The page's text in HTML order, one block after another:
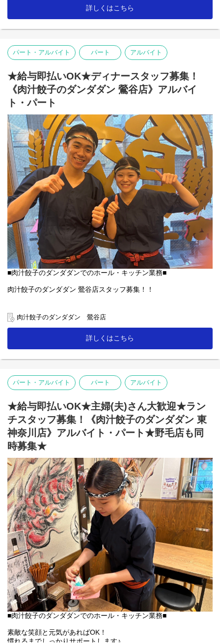
「肉汁焼餃子」を提供する時は、こんな説明を！
お客様との距離、めっちゃ近いので接客を楽しんで下さいね♪
【キッチン】
未経験者の方にも無理なくスタートできる簡単な調理がメイン！
人気の「肉汁焼餃子」も上手に焼ける様に！
「肉汁餃子のダンダダン」では、
バイトも社員も全員が下の名前で呼び合います!
フランクで楽しい環境が1番の魅力です♪
詳しくはこちら
パート・アルバイト パート アルバイト
★給与即払いOK★ディナースタッフ募集！
《肉汁餃子のダンダダン 鶯谷店》アルバイ
ト・パート
■肉汁餃子のダンダダンでのホール・キッチン業務■
肉汁餃子のダンダダン 鶯谷店スタッフ募集！！
慣れるまでしっかりサポートします♪
【ホール】
「何もつけないで食べられるようになっていますので、
まずはそのままお召し上がり下さい」
「肉汁焼餃子」を提供する時は、こんな説明を！
お客様との距離、めっちゃ近いので接客を楽しんで下さいね♪
【キッチン】
未経験者の方にも無理なくスタートできる簡単な調理がメイン！
人気の「肉汁焼餃子」も上手に焼ける様に！
【ランチ】
開店準備(清掃やテーブルセッティング・仕込み等)や
ランチタイムの接客・簡単な調理。
★主婦(夫)、ミドル・シニアも活躍中！
「肉汁餃子のダンダダン」では、
バイトも社員も全員が下の名前で呼び合います!
フランクで楽しい環境が1番の魅力です♪
肉汁餃子のダンダダン 鶯谷店
詳しくはこちら
パート・アルバイト パート アルバイト
★給与即払いOK★主婦(夫)さん大歓迎★ラン
チスタッフ募集！《肉汁餃子のダンダダン 東
神奈川店》アルバイト・パート★野毛店も同
時募集★
■肉汁餃子のダンダダンでのホール・キッチン業務■
素敵な笑顔と元気があればOK！
慣れるまでしっかりサポートします♪